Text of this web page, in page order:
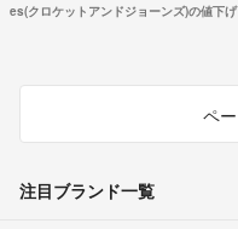
es(クロケットアンドジョーンズ)の値下
ペ
注目ブランド一覧